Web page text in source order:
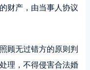
财产，由当事人协议
顾无过错方的原则判
理，不得侵害合法婚